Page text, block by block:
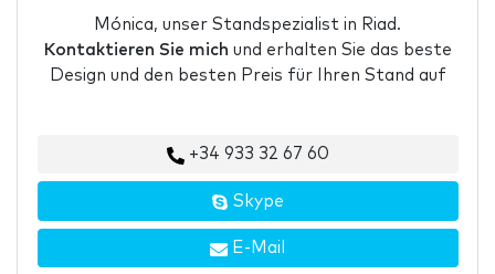
Mónica, unser Standspezialist in Riad.
Kontaktieren Sie mich und erhalten Sie das beste
Design und den besten Preis für Ihren Stand auf
+34 933 32 67 60
Skype
E-Mail